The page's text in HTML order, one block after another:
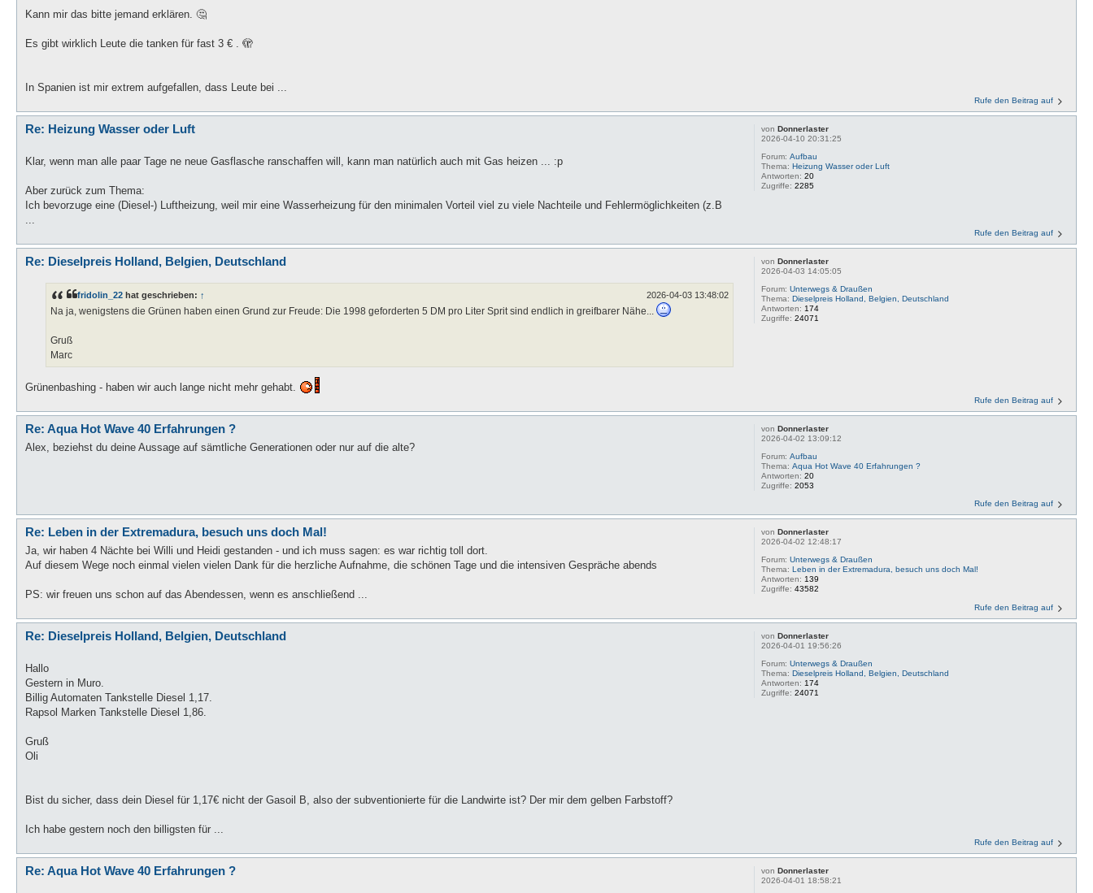
Kann mir das bitte jemand erklären. 🤔
Es gibt wirklich Leute die tanken für fast 3 € . 🫣
In Spanien ist mir extrem aufgefallen, dass Leute bei ...
Rufe den Beitrag auf
vonDonnerlaster
2026-04-10 20:31:25
Forum:Aufbau
Thema:Heizung Wasser oder Luft
Antworten:20
Zugriffe:2285
Re: Heizung Wasser oder Luft
Klar, wenn man alle paar Tage ne neue Gasflasche ranschaffen will, kann man natürlich auch mit Gas heizen ... :p
Aber zurück zum Thema:
Ich bevorzuge eine (Diesel-) Luftheizung, weil mir eine Wasserheizung für den minimalen Vorteil viel zu viele Nachteile und Fehlermöglichkeiten (z.B
...
Rufe den Beitrag auf
vonDonnerlaster
2026-04-03 14:05:05
Forum:Unterwegs & Draußen
Thema:Dieselpreis Holland, Belgien, Deutschland
Antworten: 174
Zugriffe:24071
Re: Dieselpreis Holland, Belgien, Deutschland
fridolin_22 hat geschrieben: ↑ 2026-04-03 13:48:02
Na ja, wenigstens die Grünen haben einen Grund zur Freude: Die 1998 geforderten 5 DM pro Liter Sprit sind endlich in greifbarer Nähe...
Gruß
Marc
Grünenbashing - haben wir auch lange nicht mehr gehabt.
Rufe den Beitrag auf
vonDonnerlaster
2026-04-02 13:09:12
Forum:Aufbau
Thema:Aqua Hot Wave 40 Erfahrungen ?
Antworten:20
Zugriffe:2053
Re: Aqua Hot Wave 40 Erfahrungen ?
Alex, beziehst du deine Aussage auf sämtliche Generationen oder nur auf die alte?
Rufe den Beitrag auf
vonDonnerlaster
2026-04-02 12:48:17
Forum:Unterwegs & Draußen
Thema:Leben in der Extremadura, besuch uns doch Mal!
Antworten: 139
Zugriffe:43582
Re: Leben in der Extremadura, besuch uns doch Mal!
Ja, wir haben 4 Nächte bei Willi und Heidi gestanden - und ich muss sagen: es war richtig toll dort.
Auf diesem Wege noch einmal vielen vielen Dank für die herzliche Aufnahme, die schönen Tage und die intensiven Gespräche abends
PS: wir freuen uns schon auf das Abendessen, wenn es anschließend ...
Rufe den Beitrag auf
vonDonnerlaster
2026-04-01 19:56:26
Forum:Unterwegs & Draußen
Thema:Dieselpreis Holland, Belgien, Deutschland
Antworten: 174
Zugriffe:24071
Re: Dieselpreis Holland, Belgien, Deutschland
Hallo
Gestern in Muro.
Billig Automaten Tankstelle Diesel 1,17.
Rapsol Marken Tankstelle Diesel 1,86.
Gruß
Oli
Bist du sicher, dass dein Diesel für 1,17€ nicht der Gasoil B, also der subventionierte für die Landwirte ist? Der mir dem gelben Farbstoff?
Ich habe gestern noch den billigsten für ...
Rufe den Beitrag auf
vonDonnerlaster
2026-04-01 18:58:21
Re: Aqua Hot Wave 40 Erfahrungen ?